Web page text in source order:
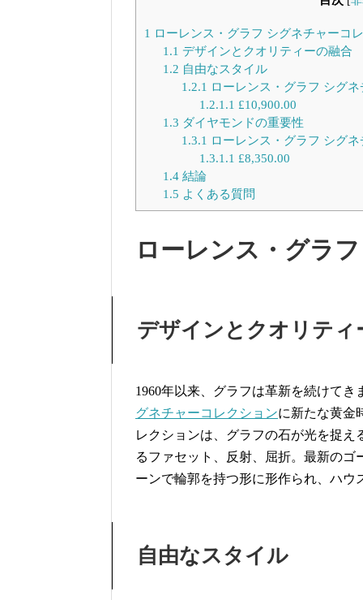
1 ローレンス・グラフ シグネチャーコ
1.1 デザインとクオリティーの融合
1.2 自由なスタイル
1.2.1 ローレンス・グラフ シグ
1.2.1.1 £10,900.00
1.3 ダイヤモンドの重要性
1.3.1 ローレンス・グラフ シグ
1.3.1.1 £8,350.00
1.4結論
1.5 よくある質問
ローレンス・グラ
デザインとクオリティ
1960年以来、グラフは革新を続けて
グネチャーコレクションに新たな黄金
レクションは、グラフの石が光を捉
るファセット、反射、屈折。最新の
ーンで輪郭を持つ形に形作られ、ハ
自由なスタイル